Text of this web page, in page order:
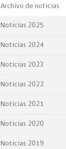
Archivo de noticias
Noticias 2025
Noticias 2024
Noticias 2023
Noticias 2022
Noticias 2021
Noticias 2020
Noticias 2019